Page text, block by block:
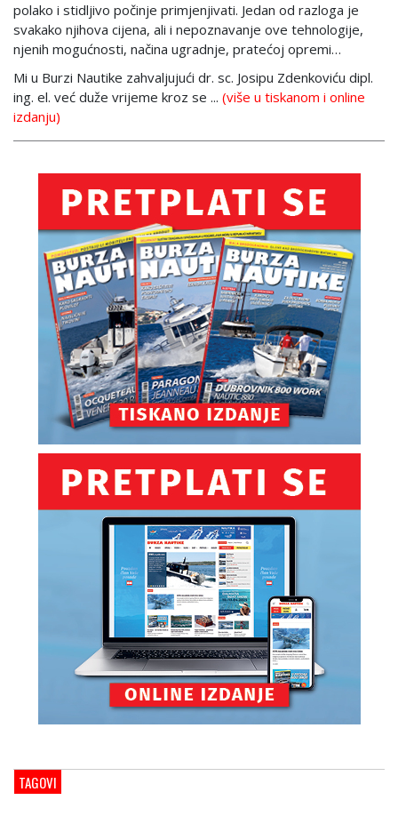
polako i stidljivo počinje primjenjivati. Jedan od razloga je
svakako njihova cijena, ali i nepoznavanje ove tehnologije,
njenih mogućnosti, načina ugradnje, pratećoj opremi…
Mi u Burzi Nautike zahvaljujući dr. sc. Josipu Zdenkoviću dipl.
ing. el. već duže vrijeme kroz se ... (više u tiskanom i online
izdanju)
TAGOVI